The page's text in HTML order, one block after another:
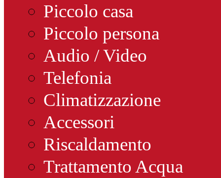
Piccolo casa
Piccolo persona
Audio / Video
Telefonia
Climatizzazione
Accessori
Riscaldamento
Trattamento Acqua